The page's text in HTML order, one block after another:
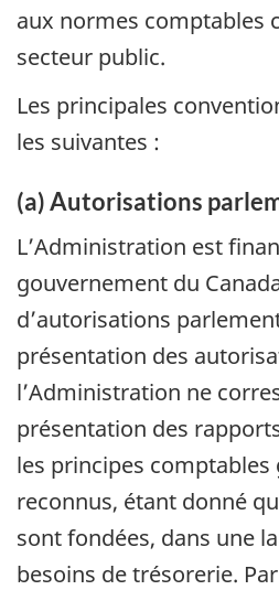
aux normes comptables
secteur public.
Les principales
les suivantes :
(a) Autorisations
L’Administration est
gouvernement du
d’autorisations
présentation des
l’Administration ne
présentation des
les principes
reconnus, étant donné
sont fondées, dans une
besoins de trésorerie.